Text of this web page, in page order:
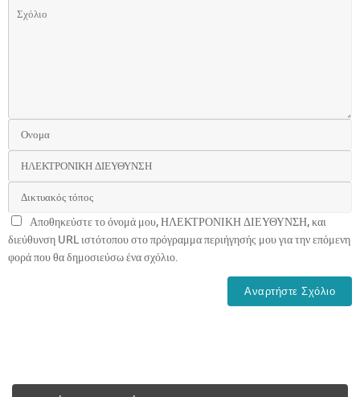
Αποθηκεύστε το όνομά μου, ΗΛΕΚΤΡΟΝΙΚΗ ΔΙΕΥΘΥΝΣΗ, και
διεύθυνση URL ιστότοπου στο πρόγραμμα περιήγησής μου για την επόμενη
φορά που θα δημοσιεύσω ένα σχόλιο.